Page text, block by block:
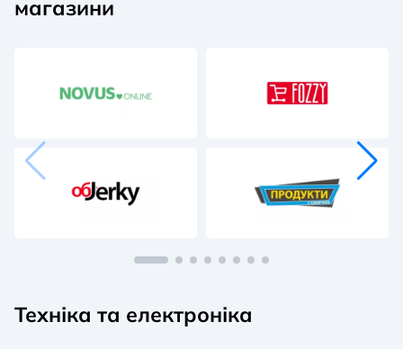
магазини
Техніка та електроніка